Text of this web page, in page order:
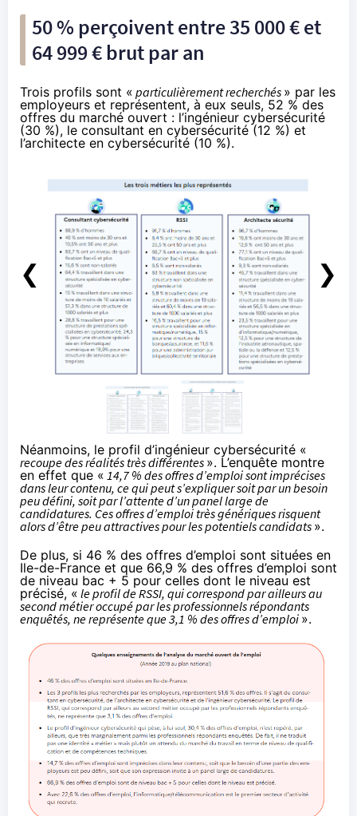
50 % perçoivent entre 35 000 € et
64 999 € brut par an
Trois profils sont « particulièrement recherchés » par les
employeurs et représentent, à eux seuls, 52 % des
offres du marché ouvert : l’ingénieur cybersécurité
(30 %), le consultant en cybersécurité (12 %) et
l’architecte en cybersécurité (10 %).
❮ ❯
Néanmoins, le profil d’ingénieur cybersécurité «
recoupe des réalités très différentes ». L’enquête montre
en effet que « 14,7 % des offres d’emploi sont imprécises
dans leur contenu, ce qui peut s’expliquer soit par un besoin
peu défini, soit par l’attente d’un panel large de
candidatures. Ces offres d’emploi très génériques risquent
alors d’être peu attractives pour les potentiels candidats ».
De plus, si 46 % des offres d’emploi sont situées en
Ile-de-France et que 66,9 % des offres d’emploi sont
de niveau bac + 5 pour celles dont le niveau est
précisé, « le profil de RSSI, qui correspond par ailleurs au
second métier occupé par les professionnels répondants
enquêtés, ne représente que 3,1 % des offres d’emploi ».